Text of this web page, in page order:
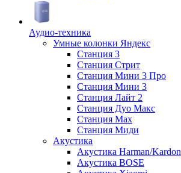
Аудио-техника
Умные колонки Яндекс
Станция 3
Станция Стрит
Станция Мини 3 Про
Станция Мини 3
Станция Лайт 2
Станция Дуо Макс
Станция Max
Станция Миди
Акустика
Акустика Harman/Kardon
Акустика BOSE